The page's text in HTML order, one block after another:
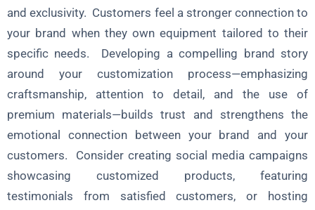
and exclusivity. Customers feel a stronger connection to
your brand when they own equipment tailored to their
specific needs. Developing a compelling brand story
around your customization process—emphasizing
craftsmanship, attention to detail, and the use of
premium materials—builds trust and strengthens the
emotional connection between your brand and your
customers. Consider creating social media campaigns
showcasing customized products, featuring
testimonials from satisfied customers, or hosting